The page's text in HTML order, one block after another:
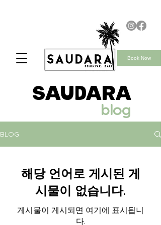
saudara
blog
BLOG
해당 언어로 게시된 게
시물이 없습니다.
게시물이 게시되면 여기에 표시됩니
다.
Book Now